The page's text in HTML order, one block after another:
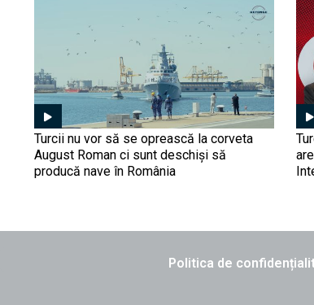
Turcii nu vor să se oprească la corveta
August Roman ci sunt deschiși să
producă nave în România
Politica de